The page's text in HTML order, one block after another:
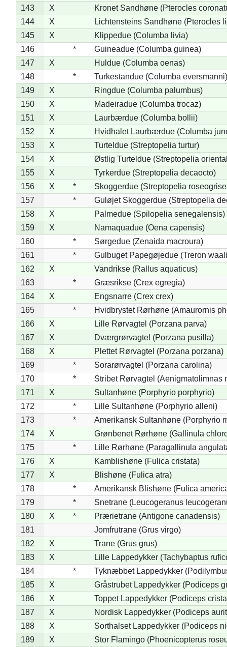
143
X
Kronet Sandhøne (Pterocles
144
X
Lichtensteins Sandhøne (Pterocles
145
X
Klippedue (Columba livia)
146
*
Guineadue (Columba guinea)
147
X
Huldue (Columba oenas)
148
*
Turkestandue (Columba eversmanni)
149
X
Ringdue (Columba palumbus)
150
X
Madeiradue (Columba trocaz)
151
X
Laurbærdue (Columba bollii)
152
X
Hvidhalet Laurbærdue (Columba
153
X
Turteldue (Streptopelia turtur)
154
X
Østlig Turteldue (Streptopelia
155
X
Tyrkerdue (Streptopelia decaocto)
156
X *
Skoggerdue (Streptopelia
157
*
Guløjet Skoggerdue (Streptopelia
158
X
Palmedue (Spilopelia senegalensis)
159
X
Namaquadue (Oena capensis)
160
*
Sørgedue (Zenaida macroura)
161
*
Gulbuget Papegøjedue (Treron
162
X
Vandrikse (Rallus aquaticus)
163
*
Græsrikse (Crex egregia)
164
X
Engsnarre (Crex crex)
165
*
Hvidbrystet Rørhøne (Amaurornis
166
X
Lille Rørvagtel (Porzana parva)
167
X
Dværgrørvagtel (Porzana pusilla)
168
X
Plettet Rørvagtel (Porzana porzana)
169
*
Sorarørvagtel (Porzana carolina)
170
*
Stribet Rørvagtel (Aenigmatolimnas
171
X
Sultanhøne (Porphyrio porphyrio)
172
*
Lille Sultanhøne (Porphyrio alleni)
173
*
Amerikansk Sultanhøne (Porphyrio
174
X
Grønbenet Rørhøne (Gallinula
175
*
Lille Rørhøne (Paragallinula
176
X
Kamblishøne (Fulica cristata)
177
X
Blishøne (Fulica atra)
178
*
Amerikansk Blishøne (Fulica
179
*
Snetrane (Leucogeranus
180
X *
Prærietrane (Antigone canadensis)
181
Jomfrutrane (Grus virgo)
182
X
Trane (Grus grus)
183
X
Lille Lappedykker (Tachybaptus
184
*
Tyknæbbet Lappedykker
185
X
Gråstrubet Lappedykker (Podiceps
186
X
Toppet Lappedykker (Podiceps
187
X
Nordisk Lappedykker (Podiceps
188
X
Sorthalset Lappedykker (Podiceps
189
X
Stor Flamingo (Phoenicopterus